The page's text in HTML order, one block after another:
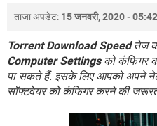
TikTok Account Freeze हो गया
SBI बैंक अकाउंट नंबर पता करें
केबल और कनेक्टर्स
सीरियल और पैरलल पोर्ट
ताजा अपडेट: 15 जनवरी, 2020 - 05:42
Torrent Download Speedतेज
Computer Settingsको कंफिगर
पा सकते हैं. इसके लिए आपको अपने
सॉफ्टवेयर को कंफिगर करने की